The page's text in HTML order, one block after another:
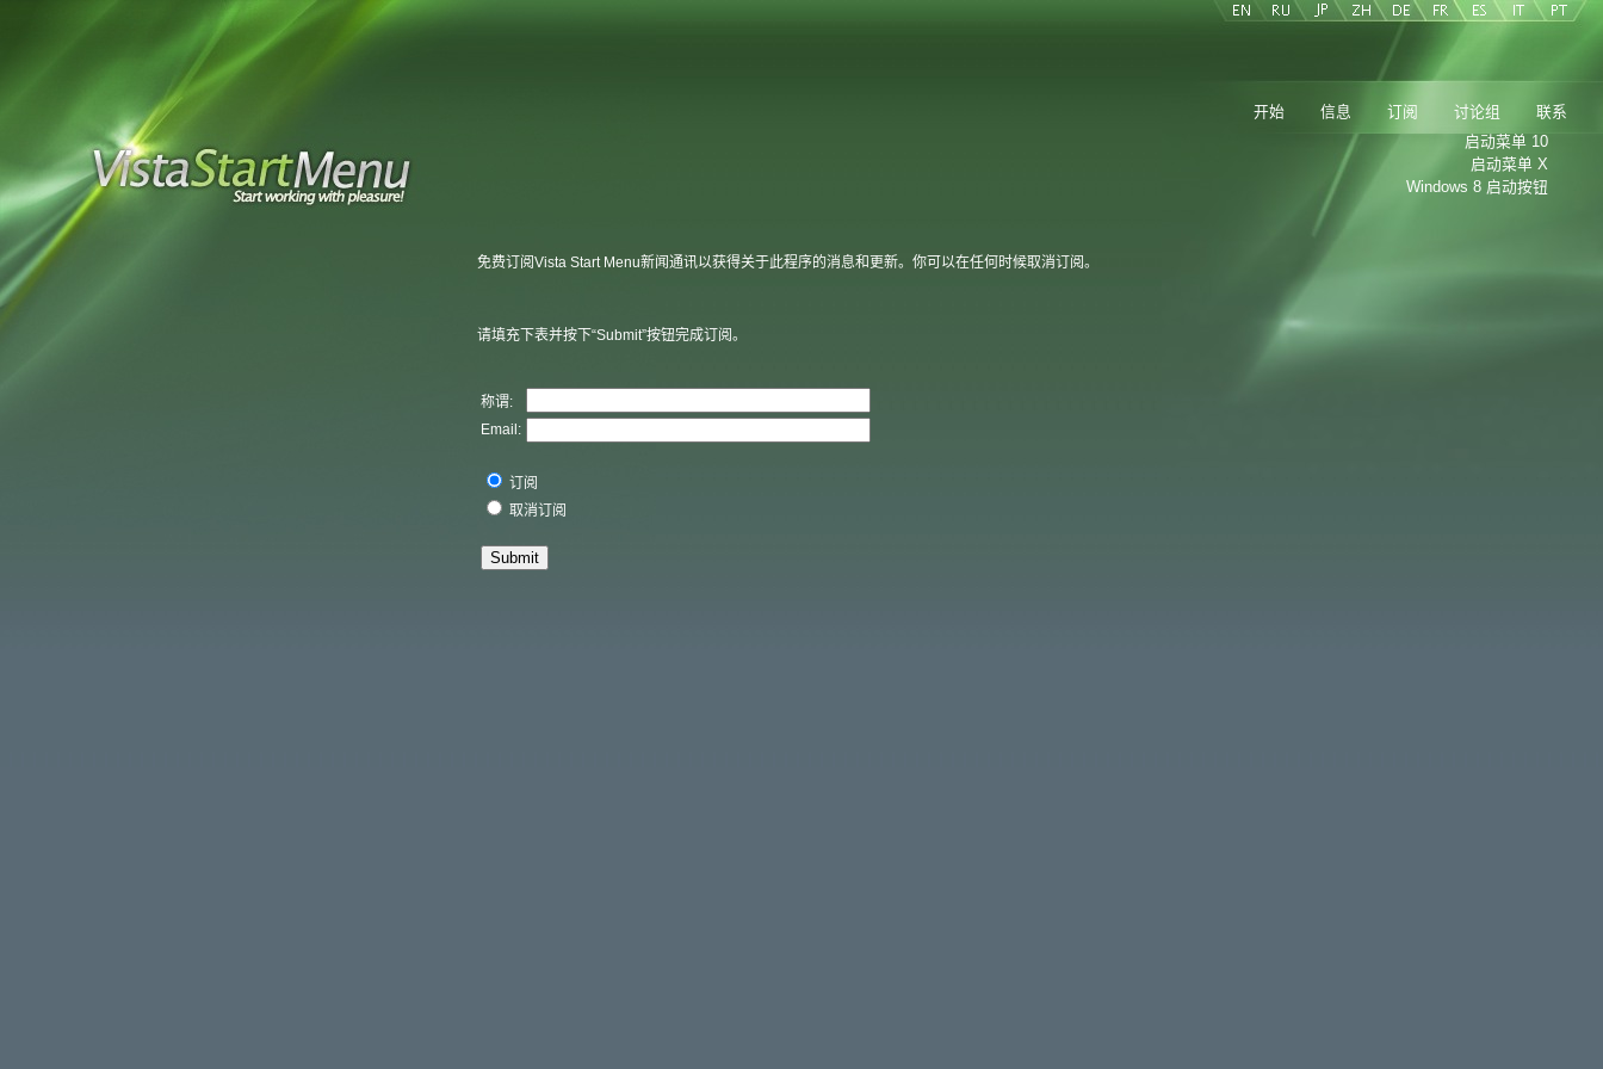
免费订阅Vista Start Menu新闻通讯以获得关于此程序的消息和更新。你可以在任何时候取消订阅。
请填充下表并按下“Submit”按钮完成订阅。
称谓:
Email:
订阅
取消订阅
启动菜单 10
启动菜单 X
Windows 8 启动按钮
联系
讨论组
订阅
信息
开始